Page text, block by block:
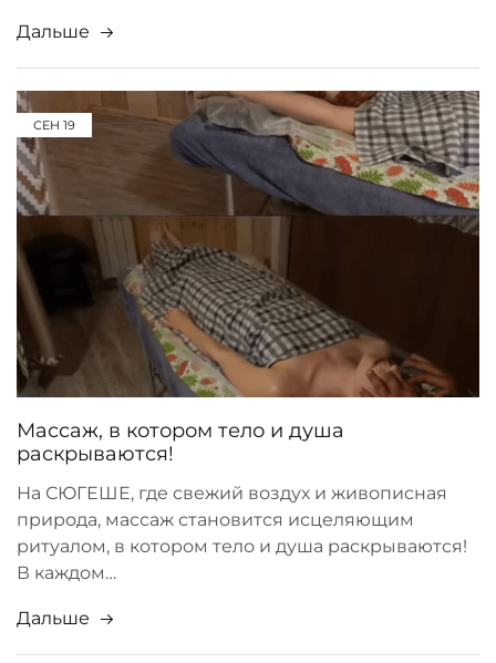
Дальше
СЕН 19
Массаж, в котором тело и душа
раскрываются!
На СЮГЕШЕ, где свежий воздух и живописная
природа, массаж становится исцеляющим
ритуалом, в котором тело и душа раскрываются!
В каждом…
Дальше